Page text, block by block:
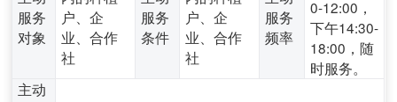
服务
对象
户、企
业、合作
社
服务
条件
户、企
业、合作
社
服务
频率
0-12:00，
下午14:30-
18:00，随
时服务。
主动